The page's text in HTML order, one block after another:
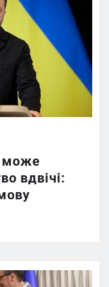
може
вдвічі: